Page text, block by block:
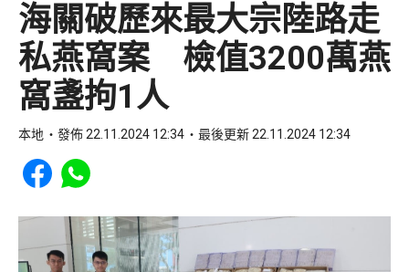
海關破歷來最大宗陸路走
私燕窩案 檢值3200萬燕
窩盞拘1人
本地 發佈 22.11.2024 12:34 最後更新 22.11.2024 12:34
Share to Facebook
Share to WhatsApp